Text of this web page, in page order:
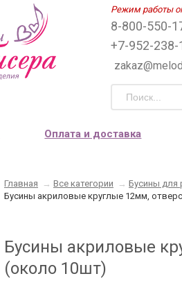
Режим работы
8-800-550-
+7-952-238-
Оплата и доставка
Главная → Все категории → Бусины для
Бусины акриловые круглые 12мм,
Бусины акриловые
(около 10шт)